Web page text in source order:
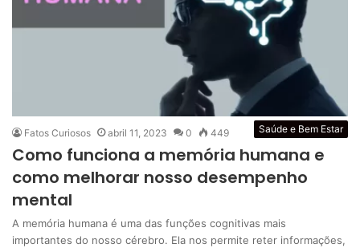
Saúde e Bem Estar
Fatos Curiosos abril 11, 2023 0 449
Como funciona a memória humana e
como melhorar nosso desempenho
mental
A memória humana é uma das funções cognitivas mais
importantes do nosso cérebro. Ela nos permite reter informações,